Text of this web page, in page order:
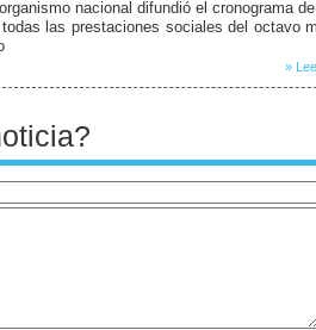
nacional difundió el cronograma
las prestaciones sociales del octavo
»